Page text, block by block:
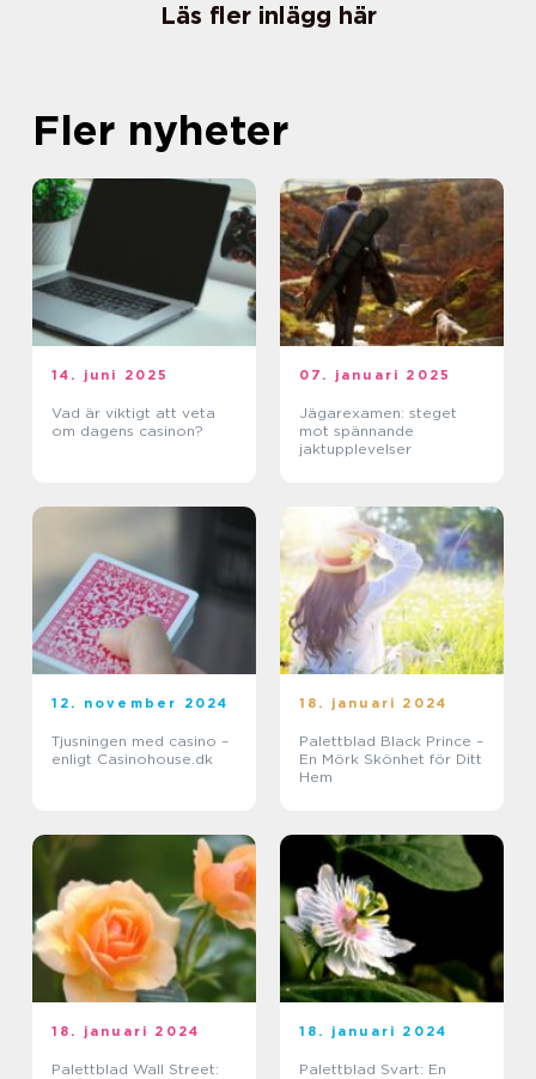
Läs fler inlägg här
Fler nyheter
14. juni 2025
Vad är viktigt att veta
om dagens casinon?
07. januari 2025
Jägarexamen: steget
mot spännande
jaktupplevelser
12. november 2024
Tjusningen med casino –
enligt Casinohouse.dk
18. januari 2024
Palettblad Black Prince –
En Mörk Skönhet för Ditt
Hem
18. januari 2024
Palettblad Wall Street:
18. januari 2024
Palettblad Svart: En